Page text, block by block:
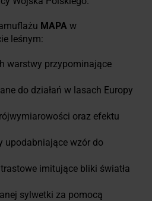
MAPA w
leśnym:
warstwy przypominające
do działań w lasach Europy
oraz efektu
upodabniające wzór do
imitujące bliki światła
sylwetki za pomocą